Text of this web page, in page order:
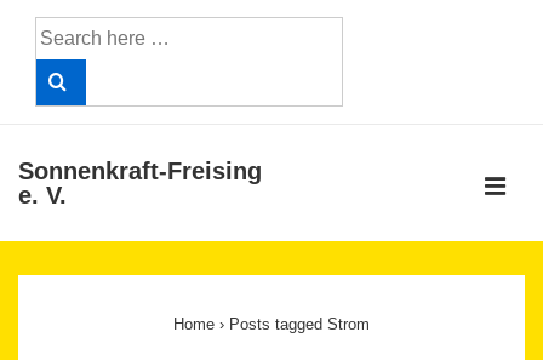
Search
for:
Sonnenkraft-Freising
e. V.
Home › Posts tagged Strom